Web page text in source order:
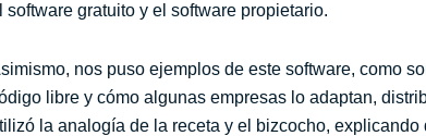
software gratuito y el software propietario.
nos puso ejemplos de este software, como
libre y cómo algunas empresas lo adaptan,
la analogía de la receta y el bizcocho,